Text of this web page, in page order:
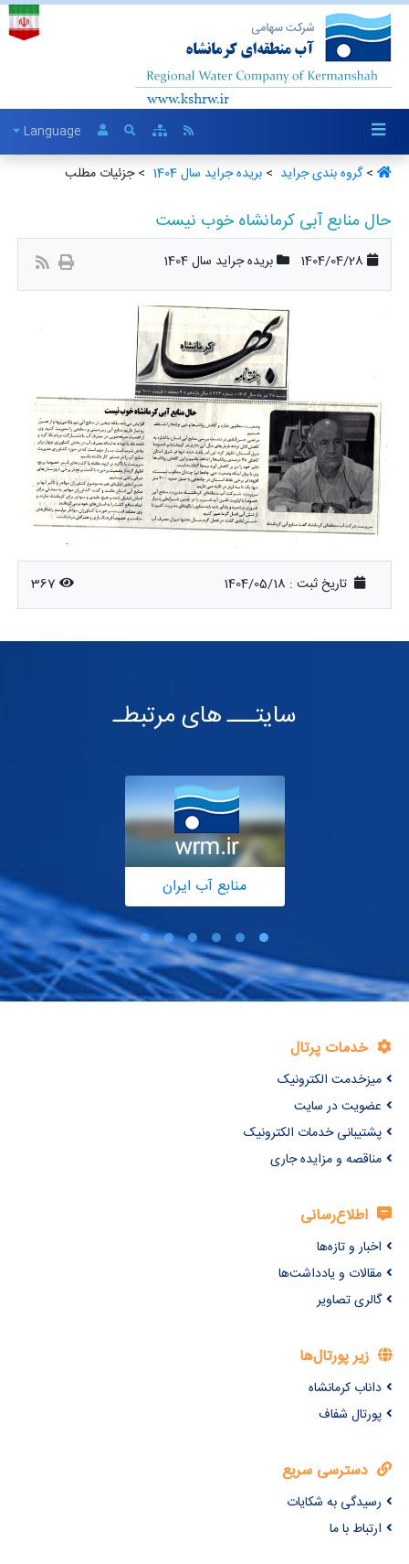
Language
>گروه بندی جراید ‏ >بریده جراید سال 1404 ‏ > جزئیات مطلب
حال منابع آبی کرمانشاه خوب نیست
1404/04/28 بریده جراید سال 1404
تاریخ ثبت : 1404/05/18
367
سایتـــ های مرتبطـ
منابع آب ایران
خدمات پرتال
میزخدمت الکترونیک
عضویت در سایت
پشتیبانی خدمات الکترونیک
مناقصه و مزایده جاری
اطلاع‌رسانی
اخبار و تازه‌ها
مقالات و یادداشت‌ها
گالری تصاویر
زیر پورتال‌ها
داناب کرمانشاه
پورتال شفاف
دسترسی سریع
رسیدگی به شکایات
ارتباط با ما